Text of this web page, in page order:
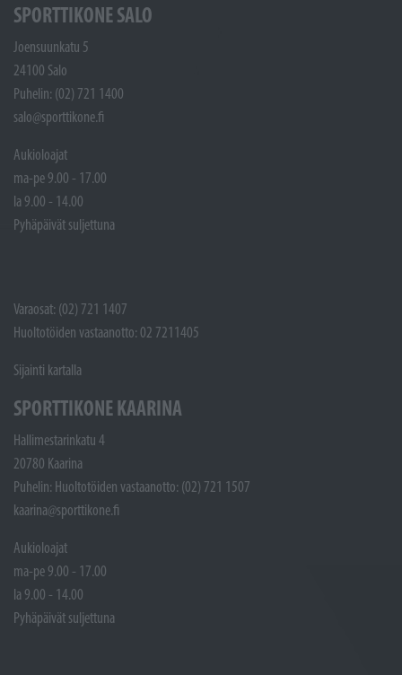
SPORTTIKONE SALO
Joensuunkatu 5
24100 Salo
Puhelin: (02) 721 1400
salo@sporttikone.fi
Aukioloajat
ma-pe 9.00 - 17.00
la 9.00 - 14.00
Pyhäpäivät suljettuna
Varaosat: (02) 721 1407
Huoltotöiden vastaanotto: 02 7211405
Sijainti kartalla
SPORTTIKONE KAARINA
Hallimestarinkatu 4
20780 Kaarina
Puhelin: Huoltotöiden vastaanotto: (02) 721 1507
kaarina@sporttikone.fi
Aukioloajat
ma-pe 9.00 - 17.00
la 9.00 - 14.00
Pyhäpäivät suljettuna